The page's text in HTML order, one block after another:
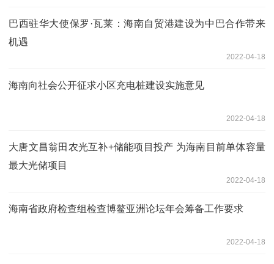
巴西驻华大使保罗·瓦莱：海南自贸港建设为中巴合作带来
机遇
2022-04-18
海南向社会公开征求小区充电桩建设实施意见
2022-04-18
大唐文昌翁田农光互补+储能项目投产 为海南目前单体容量
最大光储项目
2022-04-18
海南省政府检查组检查博鳌亚洲论坛年会筹备工作要求
2022-04-18